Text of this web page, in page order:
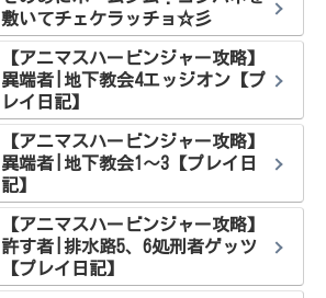
敷いてチェケラッチョ☆彡
【アニマスハービンジャー攻略】
異端者|地下教会4エッジオン【プ
レイ日記】
【アニマスハービンジャー攻略】
異端者|地下教会1～3【プレイ日
記】
【アニマスハービンジャー攻略】
許す者|排水路5、6処刑者ゲッツ
【プレイ日記】